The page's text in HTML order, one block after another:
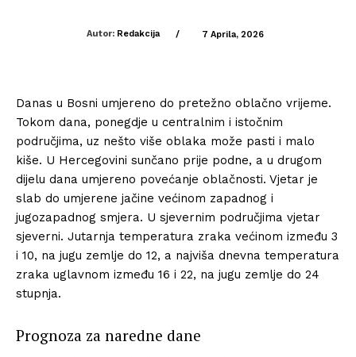
Autor: Redakcija / 7 Aprila, 2026
Danas u Bosni umjereno do pretežno oblačno vrijeme.
Tokom dana, ponegdje u centralnim i istočnim
područjima, uz nešto više oblaka može pasti i malo
kiše. U Hercegovini sunčano prije podne, a u drugom
dijelu dana umjereno povećanje oblačnosti. Vjetar je
slab do umjerene jačine većinom zapadnog i
jugozapadnog smjera. U sjevernim područjima vjetar
sjeverni. Jutarnja temperatura zraka većinom između 3
i 10, na jugu zemlje do 12, a najviša dnevna temperatura
zraka uglavnom između 16 i 22, na jugu zemlje do 24
stupnja.
Prognoza za naredne dane